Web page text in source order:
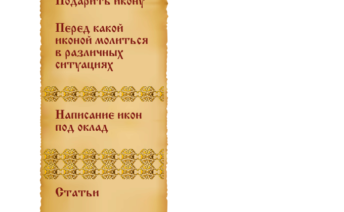
Перед какой
иконой молиться
в различных
ситуациях
Написание икон
под оклад
Статьи